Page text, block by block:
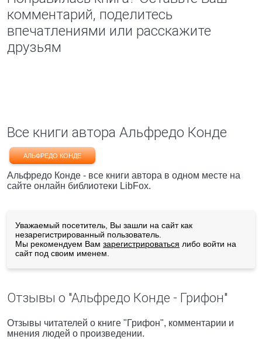
комментарий, поделитесь
впечатлениями или расскажите
друзьям
Все книги автора Альфредо Конде
АЛЬФРЕДО КОНДЕ
Альфредо Конде - все книги автора в одном месте на
сайте онлайн библиотеки LibFox.
Уважаемый посетитель, Вы зашли на сайт как
незарегистрированный пользователь.
Мы рекомендуем Вам зарегистрироваться либо войти на
сайт под своим именем.
Отзывы о "Альфредо Конде - Грифон"
Отзывы читателей о книге "Грифон", комментарии и
мнения людей о произведении.